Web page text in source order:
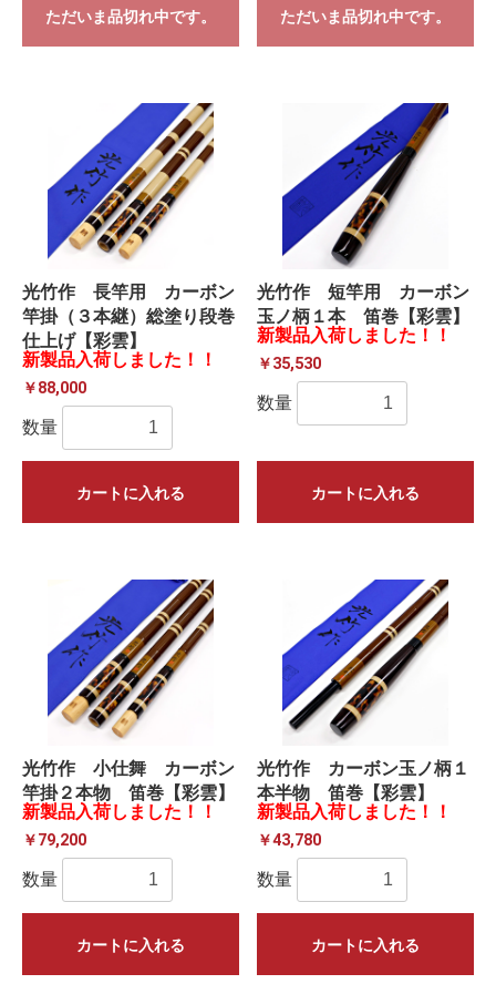
ただいま品切れ中です。 ただいま品切れ中です。
光竹作 長竿用 カーボン
竿掛（３本継）総塗り段巻
仕上げ【彩雲】
新製品入荷しました！！
￥88,000
数量
カートに入れる
光竹作 短竿用 カーボン
玉ノ柄１本 笛巻【彩雲】
新製品入荷しました！！
￥35,530
数量
カートに入れる
光竹作 小仕舞 カーボン
竿掛２本物 笛巻【彩雲】
新製品入荷しました！！
￥79,200
数量
カートに入れる
光竹作 カーボン玉ノ柄１
本半物 笛巻【彩雲】
新製品入荷しました！！
￥43,780
数量
カートに入れる